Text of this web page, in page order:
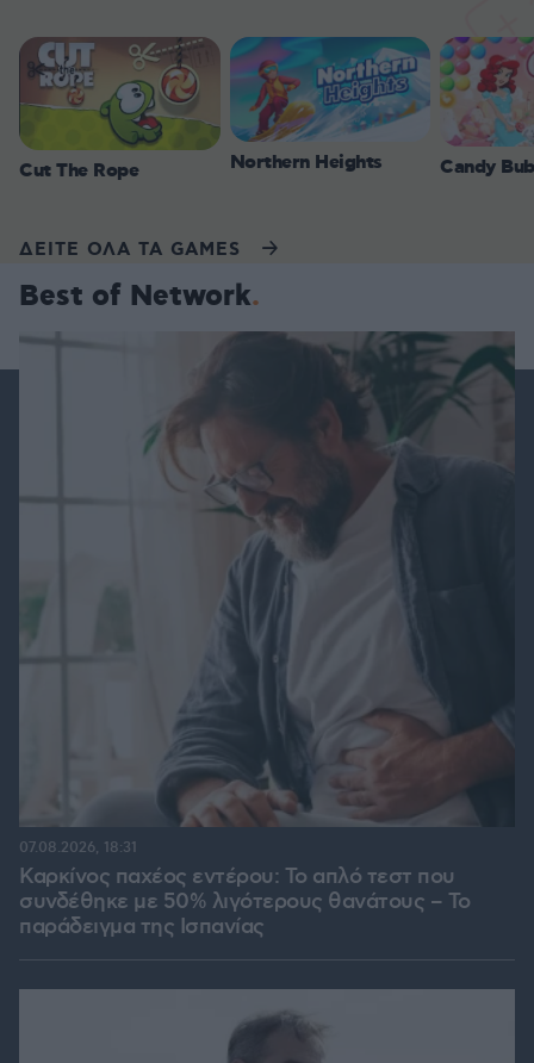
Cut The Rope Northern Heights Candy
ΔΕΙΤΕ ΟΛΑ ΤΑ GAMES
Best of Network
Καρκίνος παχέος εντέρου: Το απλό τεστ που
συνδέθηκε με 50% λιγότερους θανάτους – Το
παράδειγμα της Ισπανίας
07.08.2026, 18:31